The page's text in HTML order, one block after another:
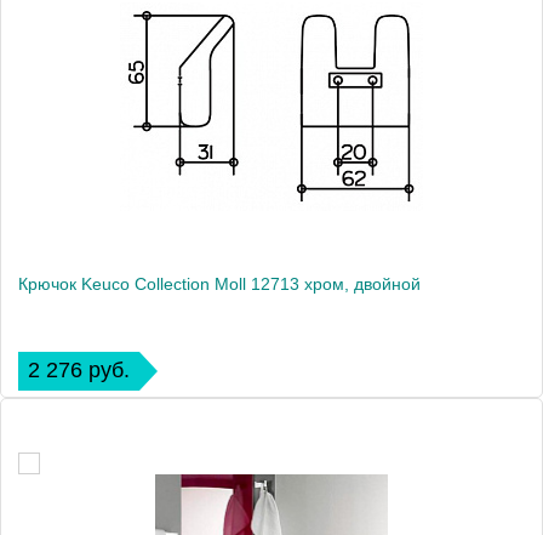
Крючок Keuco Collection Moll 12713 хром, двойной
2 276 руб.